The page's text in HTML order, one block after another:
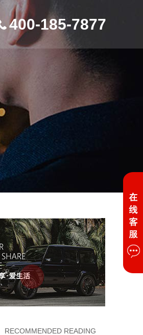
400-185-7877
RECOMMENDED READING